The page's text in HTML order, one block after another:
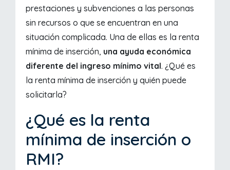
prestaciones y subvenciones a las personas
sin recursos o que se encuentran en una
situación complicada. Una de ellas es la renta
mínima de inserción, una ayuda económica
diferente del ingreso mínimo vital. ¿Qué es
la renta mínima de inserción y quién puede
solicitarla?
¿Qué es la renta
mínima de inserción o
RMI?